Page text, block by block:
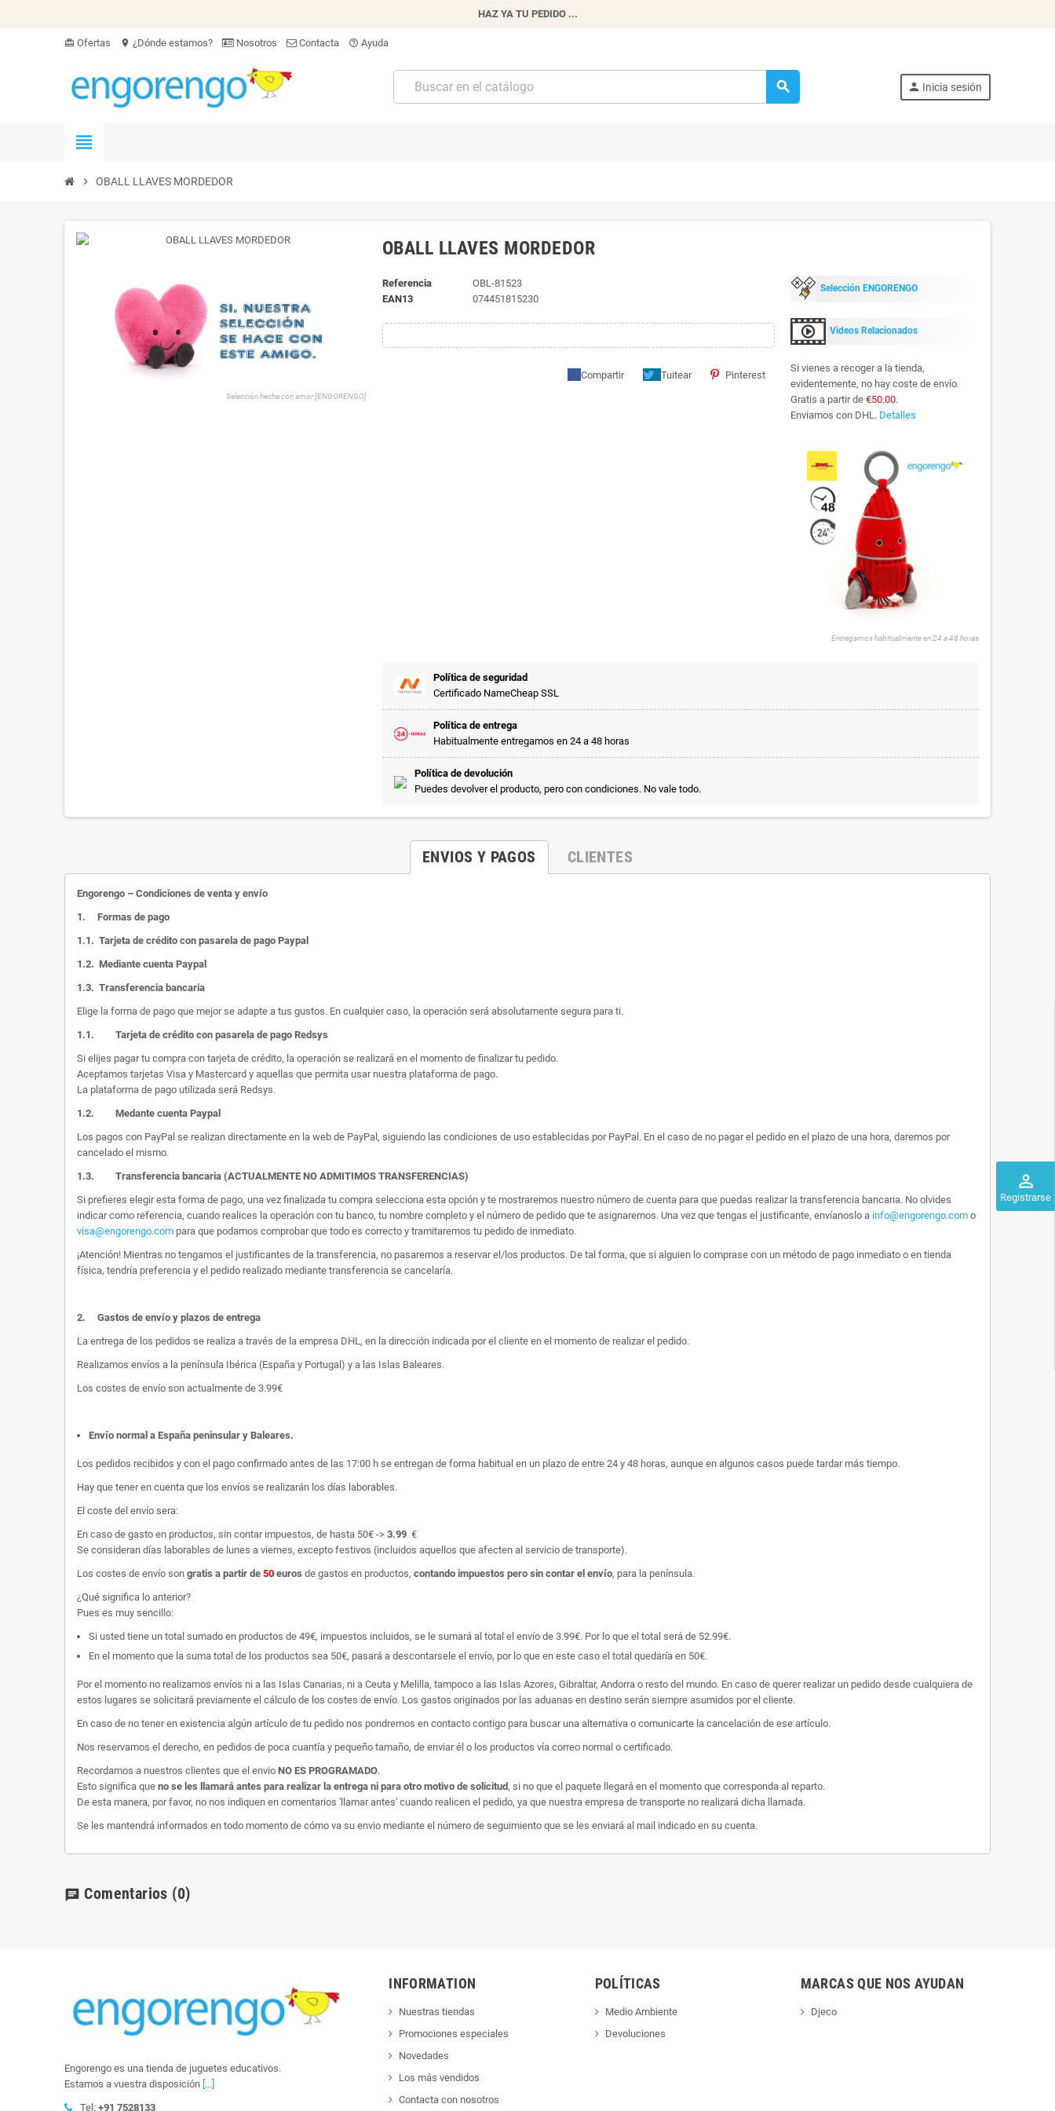
HAZ YA TU PEDIDO ...
card_giftcard Ofertas location_on ¿Dónde estamos? Nosotros Contacta help_outline Ayuda
search person Inicia sesión
perm_identity
Registrarse
view_headline
chevron_right OBALL LLAVES MORDEDOR
Selección hecha con amor [ENGORENGO]
OBALL LLAVES MORDEDOR
Referencia
OBL-81523
EAN13
074451815230
Compartir Tuitear Pinterest
Selección ENGORENGO
Videos Relacionados
Si vienes a recoger a la tienda,
evidentemente, no hay coste de envío.
Gratis a partir de €50.00.
Enviamos con DHL. Detalles
Entregamos habitualmente en 24 a 48 horas
Política de seguridad
Certificado NameCheap SSL
Política de entrega
Habitualmente entregamos en 24 a 48 horas
Política de devolución
Puedes devolver el producto, pero con condiciones. No vale todo.
ENVIOS Y PAGOS CLIENTES
Engorengo – Condiciones de venta y envío
1. Formas de pago
1.1. Tarjeta de crédito con pasarela de pago Paypal
1.2. Mediante cuenta Paypal
1.3. Transferencia bancaria
Elige la forma de pago que mejor se adapte a tus gustos. En cualquier caso, la operación será absolutamente segura para ti.
1.1. Tarjeta de crédito con pasarela de pago Redsys
Si elijes pagar tu compra con tarjeta de crédito, la operación se realizará en el momento de finalizar tu pedido.
Aceptamos tarjetas Visa y Mastercard y aquellas que permita usar nuestra plataforma de pago.
La plataforma de pago utilizada será Redsys.
1.2. Medante cuenta Paypal
Los pagos con PayPal se realizan directamente en la web de PayPal, siguiendo las condiciones de uso establecidas por PayPal. En el caso de no pagar el pedido en el plazo de una hora, daremos por
cancelado el mismo.
1.3. Transferencia bancaria (ACTUALMENTE NO ADMITIMOS TRANSFERENCIAS)
Si prefieres elegir esta forma de pago, una vez finalizada tu compra selecciona esta opción y te mostraremos nuestro número de cuenta para que puedas realizar la transferencia bancaria. No olvides
indicar como referencia, cuando realices la operación con tu banco, tu nombre completo y el número de pedido que te asignaremos. Una vez que tengas el justificante, envíanoslo a info@engorengo.com o
visa@engorengo.com para que podamos comprobar que todo es correcto y tramitaremos tu pedido de inmediato.
¡Atención! Mientras no tengamos el justificantes de la transferencia, no pasaremos a reservar el/los productos. De tal forma, que si alguien lo comprase con un método de pago inmediato o en tienda
física, tendría preferencia y el pedido realizado mediante transferencia se cancelaría.
2. Gastos de envío y plazos de entrega
La entrega de los pedidos se realiza a través de la empresa DHL, en la dirección indicada por el cliente en el momento de realizar el pedido.
Realizamos envíos a la península Ibérica (España y Portugal) y a las Islas Baleares.
Los costes de envío son actualmente de 3.99€
Envío normal a España peninsular y Baleares.
Los pedidos recibidos y con el pago confirmado antes de las 17:00 h se entregan de forma habitual en un plazo de entre 24 y 48 horas, aunque en algunos casos puede tardar más tiempo.
Hay que tener en cuenta que los envíos se realizarán los días laborables.
El coste del envío sera:
En caso de gasto en productos, sin contar impuestos, de hasta 50€ -> 3.99 €
Se consideran días laborables de lunes a viernes, excepto festivos (incluidos aquellos que afecten al servicio de transporte).
Los costes de envío son gratis a partir de 50 euros de gastos en productos, contando impuestos pero sin contar el envío, para la península.
¿Qué significa lo anterior?
Pues es muy sencillo:
Si usted tiene un total sumado en productos de 49€, impuestos incluidos, se le sumará al total el envío de 3.99€. Por lo que el total será de 52.99€.
En el momento que la suma total de los productos sea 50€, pasará a descontarsele el envío, por lo que en este caso el total quedaría en 50€.
Por el momento no realizamos envíos ni a las Islas Canarias, ni a Ceuta y Melilla, tampoco a las Islas Azores, Gibraltar, Andorra o resto del mundo. En caso de querer realizar un pedido desde cualquiera de
estos lugares se solicitará previamente el cálculo de los costes de envío. Los gastos originados por las aduanas en destino serán siempre asumidos por el cliente.
En caso de no tener en existencia algún artículo de tu pedido nos pondremos en contacto contigo para buscar una alternativa o comunicarte la cancelación de ese artículo.
Nos reservamos el derecho, en pedidos de poca cuantía y pequeño tamaño, de enviar él o los productos vía correo normal o certificado.
Recordamos a nuestros clientes que el envio NO ES PROGRAMADO.
Esto significa que no se les llamará antes para realizar la entrega ni para otro motivo de solicitud , si no que el paquete llegará en el momento que corresponda al reparto.
De esta manera, por favor, no nos indiquen en comentarios 'llamar antes' cuando realicen el pedido, ya que nuestra empresa de transporte no realizará dicha llamada.
Se les mantendrá informados en todo momento de cómo va su envio mediante el número de seguimiento que se les enviará al mail indicado en su cuenta.
chat Comentarios (0)
Engorengo es una tienda de juguetes educativos.
Estamos a vuestra disposición [...]
Tel: +91 7528133
INFORMATION
Nuestras tiendas
Promociones especiales
Novedades
Los más vendidos
Contacta con nosotros
POLÍTICAS
Medio Ambiente
Devoluciones
MARCAS QUE NOS AYUDAN
Djeco